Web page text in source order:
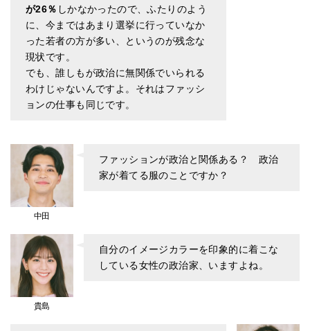
が26％ しかなかったので、ふたりのよう
に、今まではあまり選挙に行っていなか
った若者の方が多い、というのが残念な
現状です。
でも、誰しもが政治に無関係でいられる
わけじゃないんですよ。それはファッシ
ョンの仕事も同じです。
中田
ファッションが政治と関係ある？ 政治
家が着てる服のことですか？
貴島
自分のイメージカラーを印象的に着こな
している女性の政治家、いますよね。